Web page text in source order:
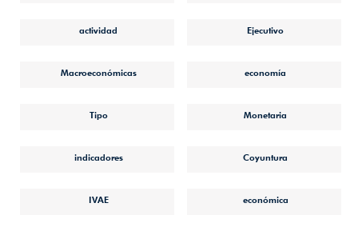
actividad Ejecutivo
Macroeconómicas economía
Tipo Monetaria
indicadores Coyuntura
IVAE económica